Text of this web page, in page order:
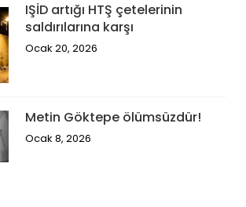
IŞİD artığı HTŞ çetelerinin
saldırılarına karşı
Ocak 20, 2026
Metin Göktepe ölümsüzdür!
Ocak 8, 2026